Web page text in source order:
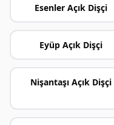
Esenler Açık Dişçi
Eyüp Açık Dişçi
Nişantaşı Açık Dişçi